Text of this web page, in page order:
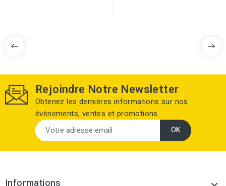
Rejoindre Notre Newsletter
Obtenez les dernières informations sur nos
évènements, ventes et promotions
Informations